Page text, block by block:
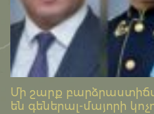
Մի շարք
են գեներալ-մայորի